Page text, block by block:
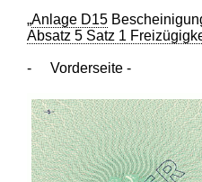
„Anlage D15
Absatz 5 Satz 1
- Vorderseite -